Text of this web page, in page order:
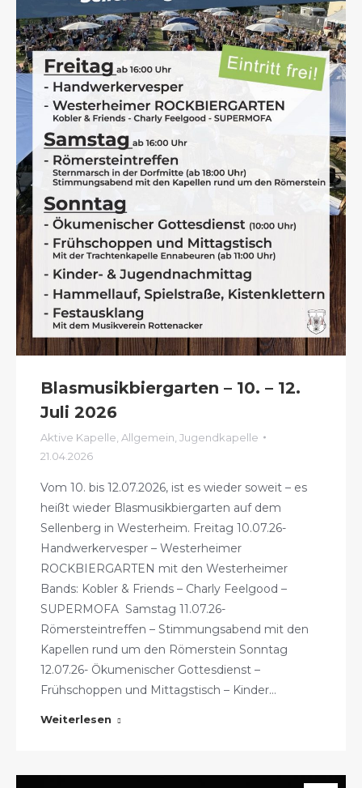
Blasmusikbiergarten – 10. – 12.
Juli 2026
Aktive Kapelle Allgemein Jugendkapelle
21.04.2026
Vom 10. bis 12.07.2026, ist es wieder soweit – es
heißt wieder Blasmusikbiergarten auf dem
Sellenberg in Westerheim. Freitag 10.07.26-
Handwerkervesper – Westerheimer
ROCKBIERGARTEN mit den Westerheimer
Bands: Kobler & Friends – Charly Feelgood –
SUPERMOFA Samstag 11.07.26-
Römersteintreffen – Stimmungsabend mit den
Kapellen rund um den Römerstein Sonntag
12.07.26- Ökumenischer Gottesdienst –
Frühschoppen und Mittagstisch – Kinder…
Weiterlesen